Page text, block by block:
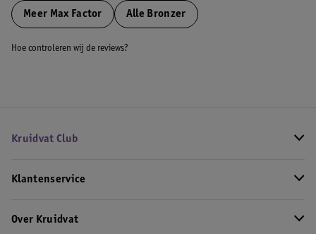
Meer Max Factor Alle Bronzer
Hoe controleren wij de reviews?
Kruidvat Club
Klantenservice
Over Kruidvat